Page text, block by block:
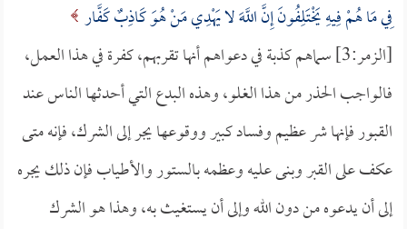
فِي مَا هُمْ فِيهِ يَخْتَلِفُونَ إِنَّ اللَّهَ لا يَهْدِي مَنْ هُوَ كَاذِبٌ كَفَّار
[الزمر:3] سماهم كذبة في دعواهم أنها تقربهم، كفرة في هذا العمل،
فالواجب الحذر من هذا الغلو، وهذه البدع التي أحدثها الناس عند
القبور فإنها شر عظيم وفساد كبير ووقوعها يجر إلى الشرك، فإنه متى
عكف على القبر وبنى عليه وعظمه بالستور والأطياب فإن ذلك يجره
إلى أن يدعوه من دون الله وإلى أن يستغيث به، وهذا هو الشرك